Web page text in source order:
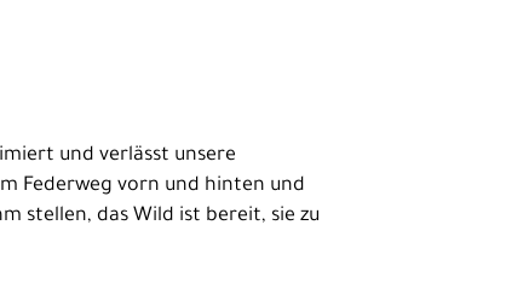
und verlässt unsere
Federweg vorn und hinten und
stellen, das Wild ist bereit, sie zu